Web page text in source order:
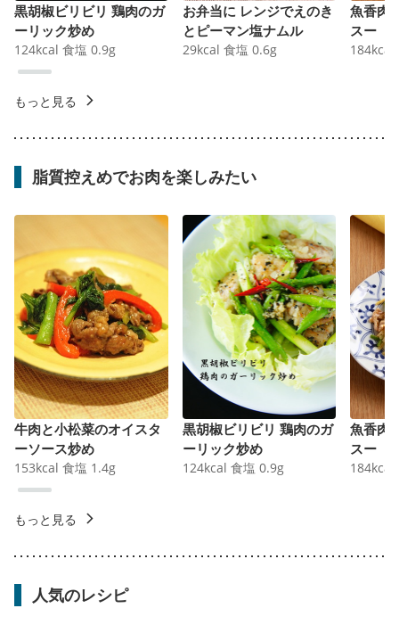
黒胡椒ビリビリ 鶏肉のガ
ーリック炒め
124kcal 食塩 0.9g
お弁当に レンジでえのき
とピーマン塩ナムル
29kcal 食塩 0.6g
魚香肉
スー
184kcal
もっと見る
脂質控えめでお肉を楽しみたい
牛肉と小松菜のオイスタ
ーソース炒め
153kcal 食塩 1.4g
黒胡椒ビリビリ 鶏肉のガ
ーリック炒め
124kcal 食塩 0.9g
魚香肉
スー
184kcal
もっと見る
人気のレシピ